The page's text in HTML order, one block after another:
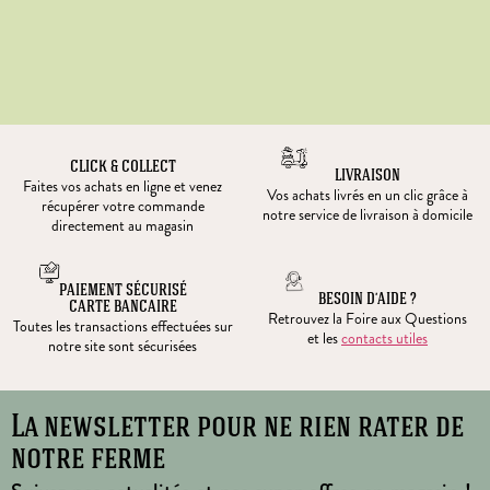
CLICK & COLLECT
Faites vos achats en ligne et venez
récupérer votre commande
directement au magasin
LIVRAISON
Vos achats livrés en un clic grâce à
notre service de livraison à domicile
PAIEMENT SÉCURISÉ
CARTE BANCAIRE
Toutes les transactions effectuées sur
notre site sont sécurisées
BESOIN D’AIDE ?
Retrouvez la Foire aux Questions
et lescontacts utiles
La newsletter pour ne rien rater de
notre ferme